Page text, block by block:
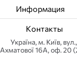
Информация
Контакты
Українa, м. Київ,
Ахматової 16А, оф. 20